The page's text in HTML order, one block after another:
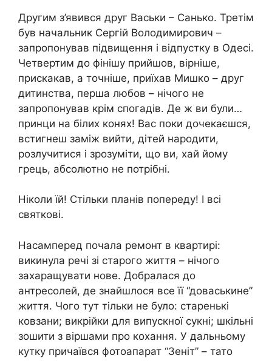
Другим з’явився друг Васьки – Санько. Третім
був начальник Сергій Володимирович –
запропонував підвищення і відпустку в Одесі.
Четвертим до фінішу прийшов, вірніше,
прискакав, а точніше, приїхав Мишко – друг
дитинства, перша любов – нічого не
запропонував крім спогадів. Де ж ви були…
принци на білих конях! Вас поки дочекаєшся,
встигнеш заміж вийти, дітей народити,
розлучитися і зрозуміти, що ви, хай йому
грець, абсолютно не потрібні.
Ніколи їй! Стільки планів попереду! І всі
святкові.
Насамперед почала ремонт в квартирі:
викинула речі зі старого життя – нічого
захаращувати нове. Добралася до
антресолей, де знайшлося все її “доваськине”
життя. Чого тут тільки не було: старенькі
ковзани; викрійки для випускної сукні; шкільні
зошити з віршами про кохання. У дальньому
кутку причаївся фотоапарат “Зеніт” – тато